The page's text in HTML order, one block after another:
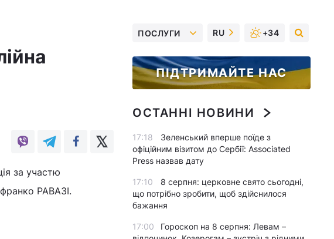
за участю
РАВАЗІ.
ПОСЛУГИ RU +34
ПІДТРИМАЙТЕ НАС
ОСТАННІ НОВИНИ
17:18
Зеленський вперше поїде з
офіційним візитом до Сербії: Associated
Press назвав дату
17:10
8 серпня: церковне свято сьогодні,
що потрібно зробити, щоб здійснилося
бажання
17:00
Гороскоп на 8 серпня: Левам –